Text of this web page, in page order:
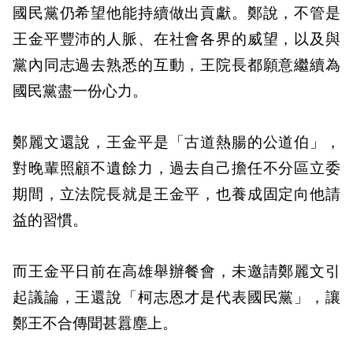
國民黨仍希望他能持續做出貢獻。鄭說，不管是
王金平豐沛的人脈、在社會各界的威望，以及與
黨內同志過去熟悉的互動，王院長都願意繼續為
國民黨盡一份心力。
鄭麗文還說，王金平是「古道熱腸的公道伯」，
對晚輩照顧不遺餘力，過去自己擔任不分區立委
期間，立法院長就是王金平，也養成固定向他請
益的習慣。
而王金平日前在高雄舉辦餐會，未邀請鄭麗文引
起議論，王還說「柯志恩才是代表國民黨」，讓
鄭王不合傳聞甚囂塵上。